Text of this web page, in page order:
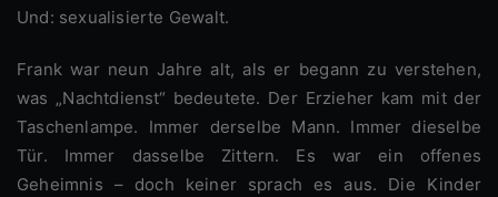
Und: sexualisierte Gewalt.
Frank war neun Jahre alt, als er begann zu verstehen,
was „Nachtdienst“ bedeutete. Der Erzieher kam mit der
Taschenlampe. Immer derselbe Mann. Immer dieselbe
Tür. Immer dasselbe Zittern. Es war ein offenes
Geheimnis – doch keiner sprach es aus. Die Kinder